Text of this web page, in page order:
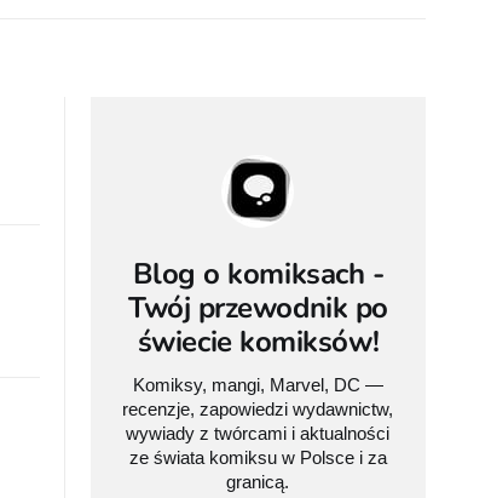
Blog o komiksach -
Twój przewodnik po
świecie komiksów!
Komiksy, mangi, Marvel, DC —
recenzje, zapowiedzi wydawnictw,
wywiady z twórcami i aktualności
ze świata komiksu w Polsce i za
granicą.